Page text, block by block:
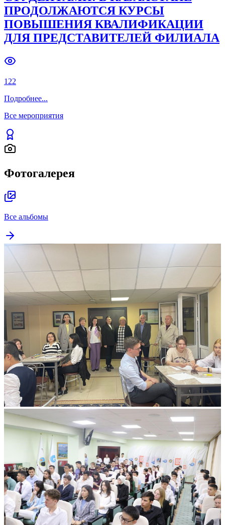
ПРОДОЛЖАЮТСЯ КУРСЫ
ПОВЫШЕНИЯ КВАЛИФИКАЦИИ
ДЛЯ ПРЕДСТАВИТЕЛЕЙ ФИЛИАЛА
122
Подробнее...
Все мероприятия
Фотогалерея
Все альбомы